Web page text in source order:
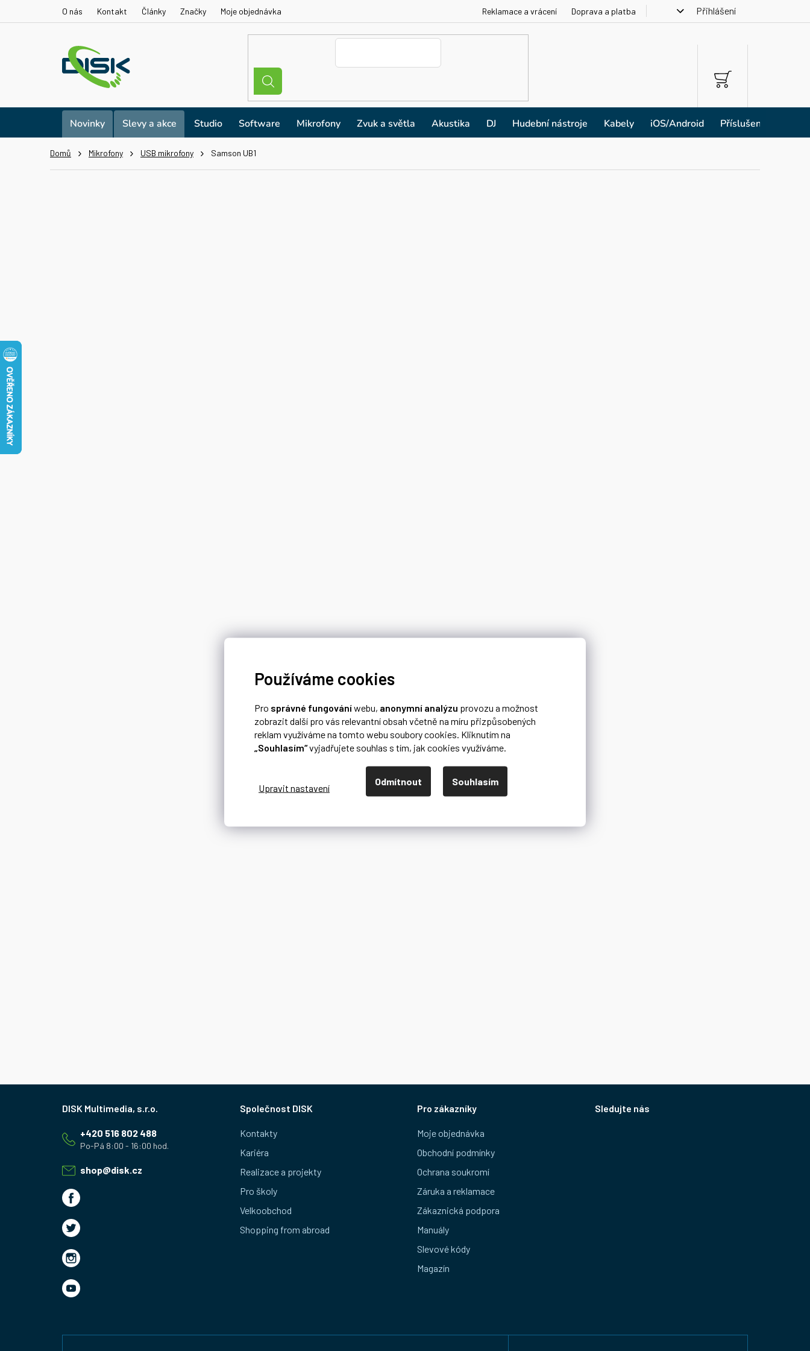
Používáme cookies
Pro správné fungováníwebu, anonymní analýzu provozu a možnost
zobrazit další pro vás relevantní obsah včetně na míru přizpůsobených
reklam využíváme na tomto webu soubory cookies. Kliknutím na
„Souhlasím“vyjadřujete souhlas s tím, jak cookies využíváme.
Odmítnout Souhlasím
O nás Kontakt Články Značky Moje objednávka Reklamace a vrácení Doprava a platba Přihlášení
NÁKUPNÍ
KOŠÍK
Novinky Slevy a akce Studio Software Mikrofony Zvuk a světla Akustika DJ Hudební nástroje Kabely iOS/Android Příslušenství
Domů Mikrofony USB mikrofony Samson UB1
shop@disk.cz
+420 516 802 488
Společnost DISK
Kontakty
Kariéra
Realizace a projekty
Pro školy
Velkoobchod
Shopping from abroad
Pro zákazníky
Moje objednávka
Obchodní podmínky
Ochrana soukromí
Záruka a reklamace
Zákaznická podpora
Manuály
Slevové kódy
Magazín
Sledujte nás